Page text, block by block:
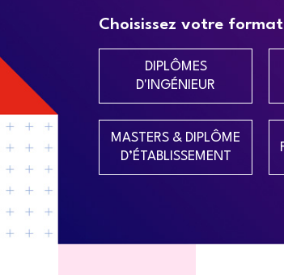
Choisissez votre
DIPLÔMES
D'INGÉNIEUR
MASTERS & DIPLÔME
D’ÉTABLISSEMENT